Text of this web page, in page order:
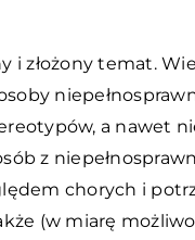
i złożony temat.
a nawet
z
chorych i
(w miarę